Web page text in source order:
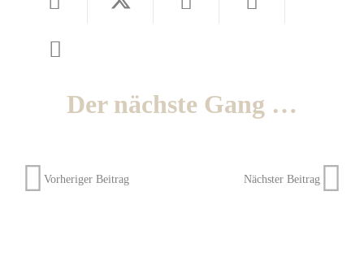
Der nächste Gang …
Vorheriger Beitrag Nächster Beitrag